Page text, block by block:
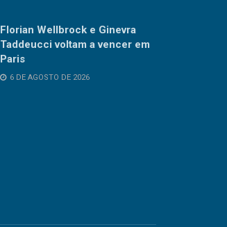
Florian Wellbrock e Ginevra
Taddeucci voltam a vencer em
Paris
6 DE AGOSTO DE 2026